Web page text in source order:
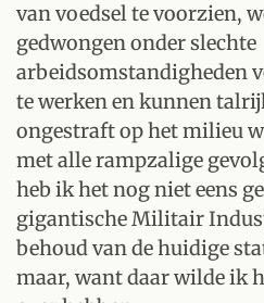
van voedsel te voorzien,
gedwongen onder slechte
arbeidsomstandigheden
te werken en kunnen
ongestraft op het milieu
met alle rampzalige
heb ik het nog niet eens
gigantische Militair
behoud van de huidige
maar, want daar wilde ik